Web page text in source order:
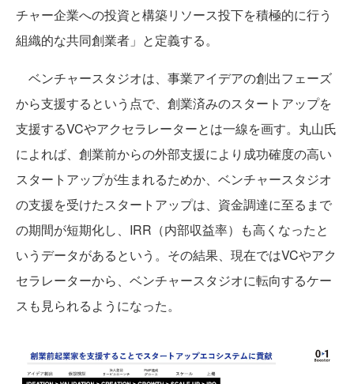
チャー企業への投資と構築リソース投下を積極的に行う
組織的な共同創業者」と定義する。
ベンチャースタジオは、事業アイデアの創出フェーズ
から支援するという点で、創業済みのスタートアップを
支援するVCやアクセラレーターとは一線を画す。丸山氏
によれば、創業前からの外部支援により成功確度の高い
スタートアップが生まれるためか、ベンチャースタジオ
の支援を受けたスタートアップは、資金調達に至るまで
の期間が短期化し、IRR（内部収益率）も高くなったと
いうデータがあるという。その結果、現在ではVCやアク
セラレーターから、ベンチャースタジオに転向するケー
スも見られるようになった。